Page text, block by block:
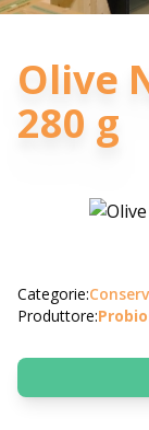
Olive
280 g
Categorie:
Produttore: